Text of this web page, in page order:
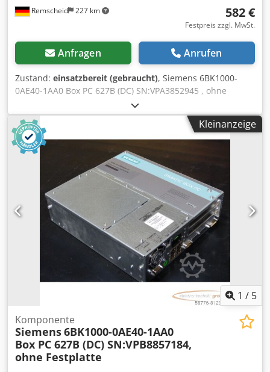
Remscheid 227 km 582 €
Festpreis zzgl. MwSt.
Anfragen Anrufen
Zustand: einsatzbereit (gebraucht), Siemens 6BK1000-
0AE40-1AA0 Box PC 627B (DC) SN:VPA3852945 , ohne
Festplatte , Serien-Nr. gemäß Foto ,gebraucht, guter
Erhaltungszustand, 100% funktionsfähig, Lieferumfang
gem. Fotos Crjdpfei Edkwex Ailof
Kleinanzeige
1 / 5
Komponente
Siemens6BK1000-0AE40-1AA0
Box PC 627B (DC) SN:VPB8857184,
ohne Festplatte